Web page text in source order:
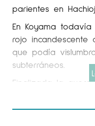
parientes en
En Koyama
rojo incandescente
que podía
subterráneos.
Finalizada la
familia de un